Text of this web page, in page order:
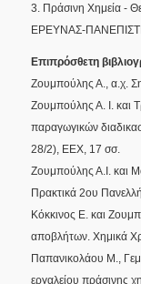
3. Πράσινη Χημεία -
ΕΡΕΥΝΑΣ-
Επιπρόσθετη
Ζουμπούλης Α., α.χ.
Ζουμπούλης Α. Ι. και
παραγωγικών
28/2), ΕΕΧ, 17 σσ.
Ζουμπούλης Α.Ι. και
Πρακτικά 2ου
Κόκκινος E. και
αποβλήτων. Χημικά
Παπανικολάου Μ.,
εργαλείου πράσινης